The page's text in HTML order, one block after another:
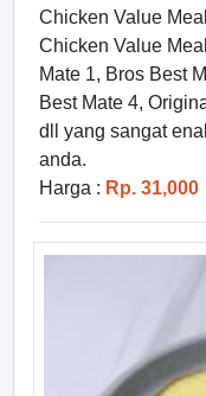
Chicken Value
Chicken Value
Mate 1, Bros Best
Best Mate 4,
dll yang sangat
anda.
Harga : Rp. 31,000